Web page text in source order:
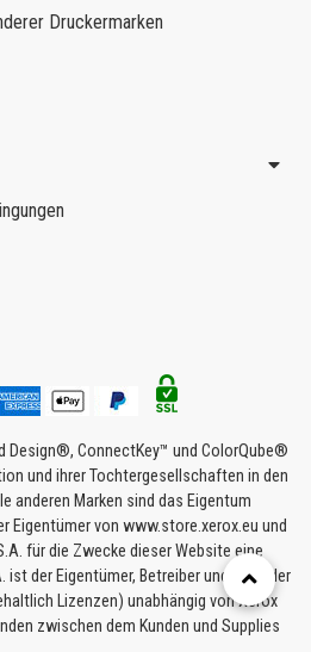
Druckermarken
Design®, ConnectKey™ und ColorQube®
und ihrer Tochtergesellschaften in den
anderen Marken sind das Eigentum
Eigentümer von www.store.xerox.eu und
für die Zwecke dieser Website eine
ist der Eigentümer, Betreiber und Host der
Lizenzen) unabhängig von Xerox
zwischen dem Kunden und Supplies